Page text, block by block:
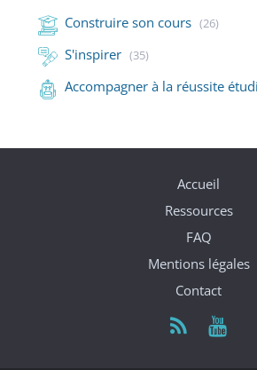
Construire son cours (26)
S'inspirer (35)
Accompagner à la réussite
Accueil
Ressources
FAQ
Mentions légales
Contact